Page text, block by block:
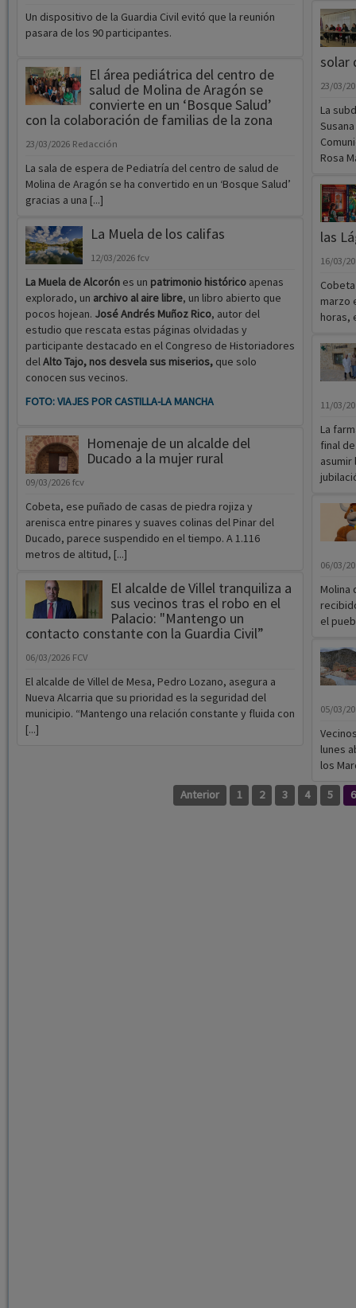
Un dispositivo de la Guardia Civil evitó que la reunión
pasara de los 90 participantes.
El área pediátrica del centro de
salud de Molina de Aragón se
convierte en un ‘Bosque Salud’
con la colaboración de familias de la zona
23/03/2026 Redacción
La sala de espera de Pediatría del centro de salud de
Molina de Aragón se ha convertido en un ‘Bosque Salud’
gracias a una [...]
La Muela de los califas
12/03/2026 fcv
La Muela de Alcorónes un patrimonio históricoapenas
explorado, un archivo al aire libre, un libro abierto que
pocos hojean. José Andrés Muñoz Rico, autor del
estudio que rescata estas páginas olvidadas y
participante destacado en el Congreso de Historiadores
delAlto Tajo, nos desvela sus miserios, que solo
conocen sus vecinos.
FOTO: VIAJES POR CASTILLA-LA MANCHA
Homenaje de un alcalde del
Ducado a la mujer rural
09/03/2026 fcv
Cobeta, ese puñado de casas de piedra rojiza y
arenisca entre pinares y suaves colinas del Pinar del
Ducado, parece suspendido en el tiempo. A 1.116
metros de altitud, [...]
El alcalde de Villel tranquiliza a
sus vecinos tras el robo en el
Palacio: "Mantengo un
contacto constante con la Guardia Civil”
06/03/2026 FCV
El alcalde de Villel de Mesa, Pedro Lozano, asegura a
Nueva Alcarria que su prioridad es la seguridad del
municipio. “Mantengo una relación constante y fluida con
[...]
solar
23/03/
La
Rosa
las
16/03/
marzo
horas,
11/03/
La
final
06/03/
Molina
el
05/03/
lunes
los
Anterior 1 2 3 4 5 6